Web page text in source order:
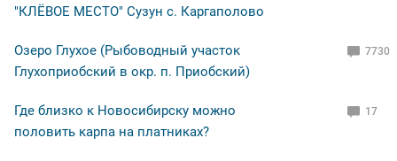
"КЛЁВОЕ МЕСТО" Сузун с. Каргаполово
Озеро Глухое (Рыбоводный участок
Глухоприобский в окр. п. Приобский)
7730
Где близко к Новосибирску можно
половить карпа на платниках?
17